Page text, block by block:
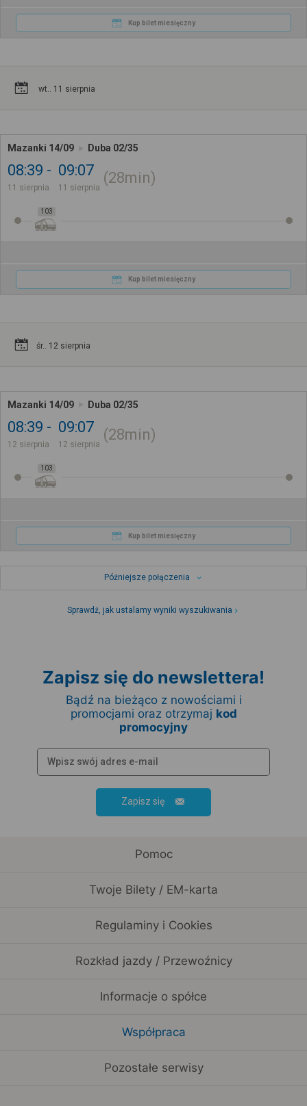
Kup bilet miesięczny
wt.. 11 sierpnia
Mazanki 14/09 Duba 02/35
08:39
11 sierpnia
09:07
11 sierpnia
28min
103
Kup bilet miesięczny
śr.. 12 sierpnia
Mazanki 14/09 Duba 02/35
08:39
12 sierpnia
09:07
12 sierpnia
28min
103
Kup bilet miesięczny
Późniejsze połączenia
Sprawdź, jak ustalamy wyniki wyszukiwania
Zapisz się do newslettera!
Bądź na bieżąco z nowościami i
promocjami oraz otrzymaj kod
promocyjny
Zapisz się
Pomoc
Twoje Bilety / EM-karta
Regulaminy i Cookies
Rozkład jazdy / Przewoźnicy
Informacje o spółce
Współpraca
Pozostałe serwisy